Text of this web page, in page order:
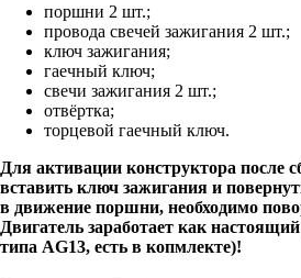
поршни 2 шт.;
провода свечей зажигания 2 шт.;
ключ зажигания;
гаечный ключ;
свечи зажигания 2 шт.;
отвёртка;
торцевой гаечный ключ.
Для активации конструктора после
вставить ключ зажигания и
в движение поршни, необходимо
Двигатель заработает как
типа AG13, есть в копмлекте)!